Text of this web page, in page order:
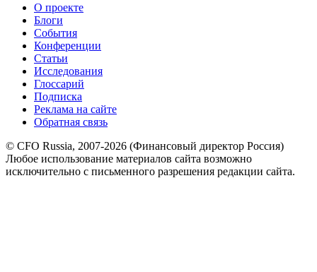
О проекте
Блоги
События
Конференции
Статьи
Исследования
Глоссарий
Подписка
Реклама на сайте
Обратная связь
© CFO Russia, 2007-2026 (Финансовый директор Россия)
Любое использование материалов сайта возможно
исключительно с письменного разрешения редакции сайта.